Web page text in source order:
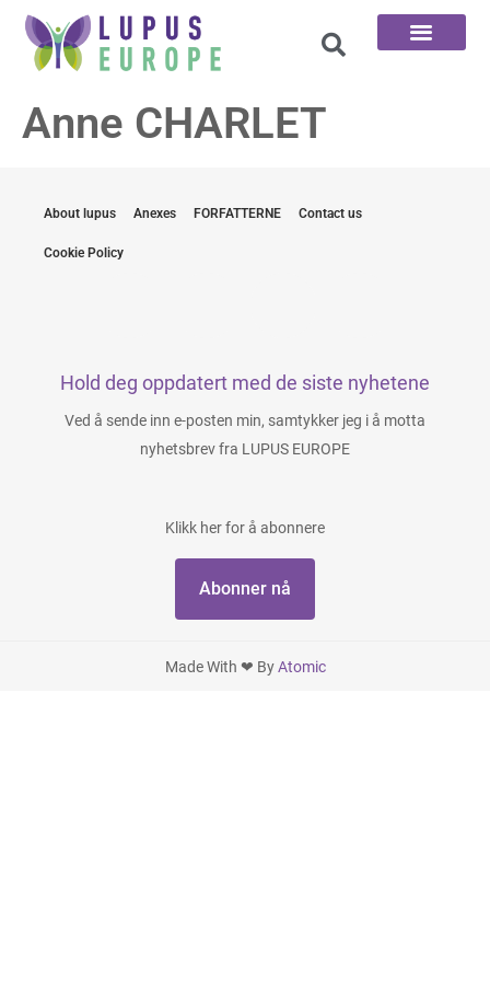
Anne CHARLET
About lupus Anexes FORFATTERNE Contact us
Cookie Policy
Hold deg oppdatert med de siste nyhetene
Ved å sende inn e-posten min, samtykker jeg i å motta
nyhetsbrev fra LUPUS EUROPE
Klikk her for å abonnere
Abonner nå
Made With ❤ ByAtomic